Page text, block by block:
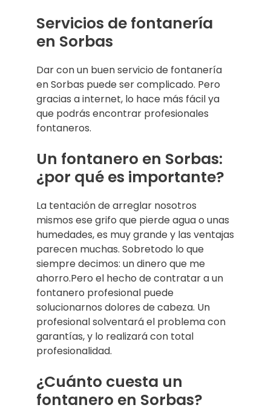
Servicios de fontanería
en Sorbas
Dar con un buen servicio de fontanería
en Sorbas puede ser complicado. Pero
gracias a internet, lo hace más fácil ya
que podrás encontrar profesionales
fontaneros.
Un fontanero en Sorbas:
¿por qué es importante?
La tentación de arreglar nosotros
mismos ese grifo que pierde agua o unas
humedades, es muy grande y las ventajas
parecen muchas. Sobretodo lo que
siempre decimos: un dinero que me
ahorro.Pero el hecho de contratar a un
fontanero profesional puede
solucionarnos dolores de cabeza. Un
profesional solventará el problema con
garantías, y lo realizará con total
profesionalidad.
¿Cuánto cuesta un
fontanero en Sorbas?